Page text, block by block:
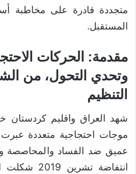
متجددة قادرة على مخاطبة
المستقبل.
مقدمة: الحركات
وتحدي التحول، من
التنظيم
شهد العراق واقليم كردستان
موجات احتجاجية متعددة
عميق ضد الفساد والمحاصصة
انتفاضة